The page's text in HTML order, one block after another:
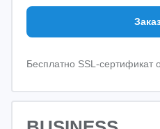
Бесплатно SSL-сертификат